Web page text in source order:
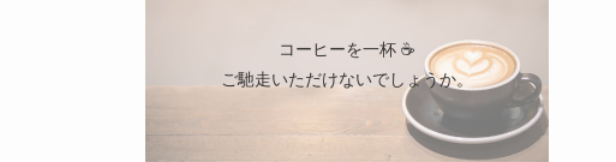
コーヒーを一杯 ☕
ご馳走いただけないでしょうか。